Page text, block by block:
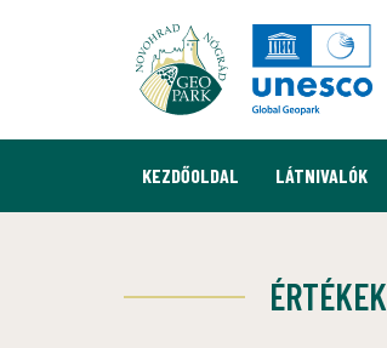
KEZDŐOLDAL LÁTNIVALÓK
ÉRTÉKEK